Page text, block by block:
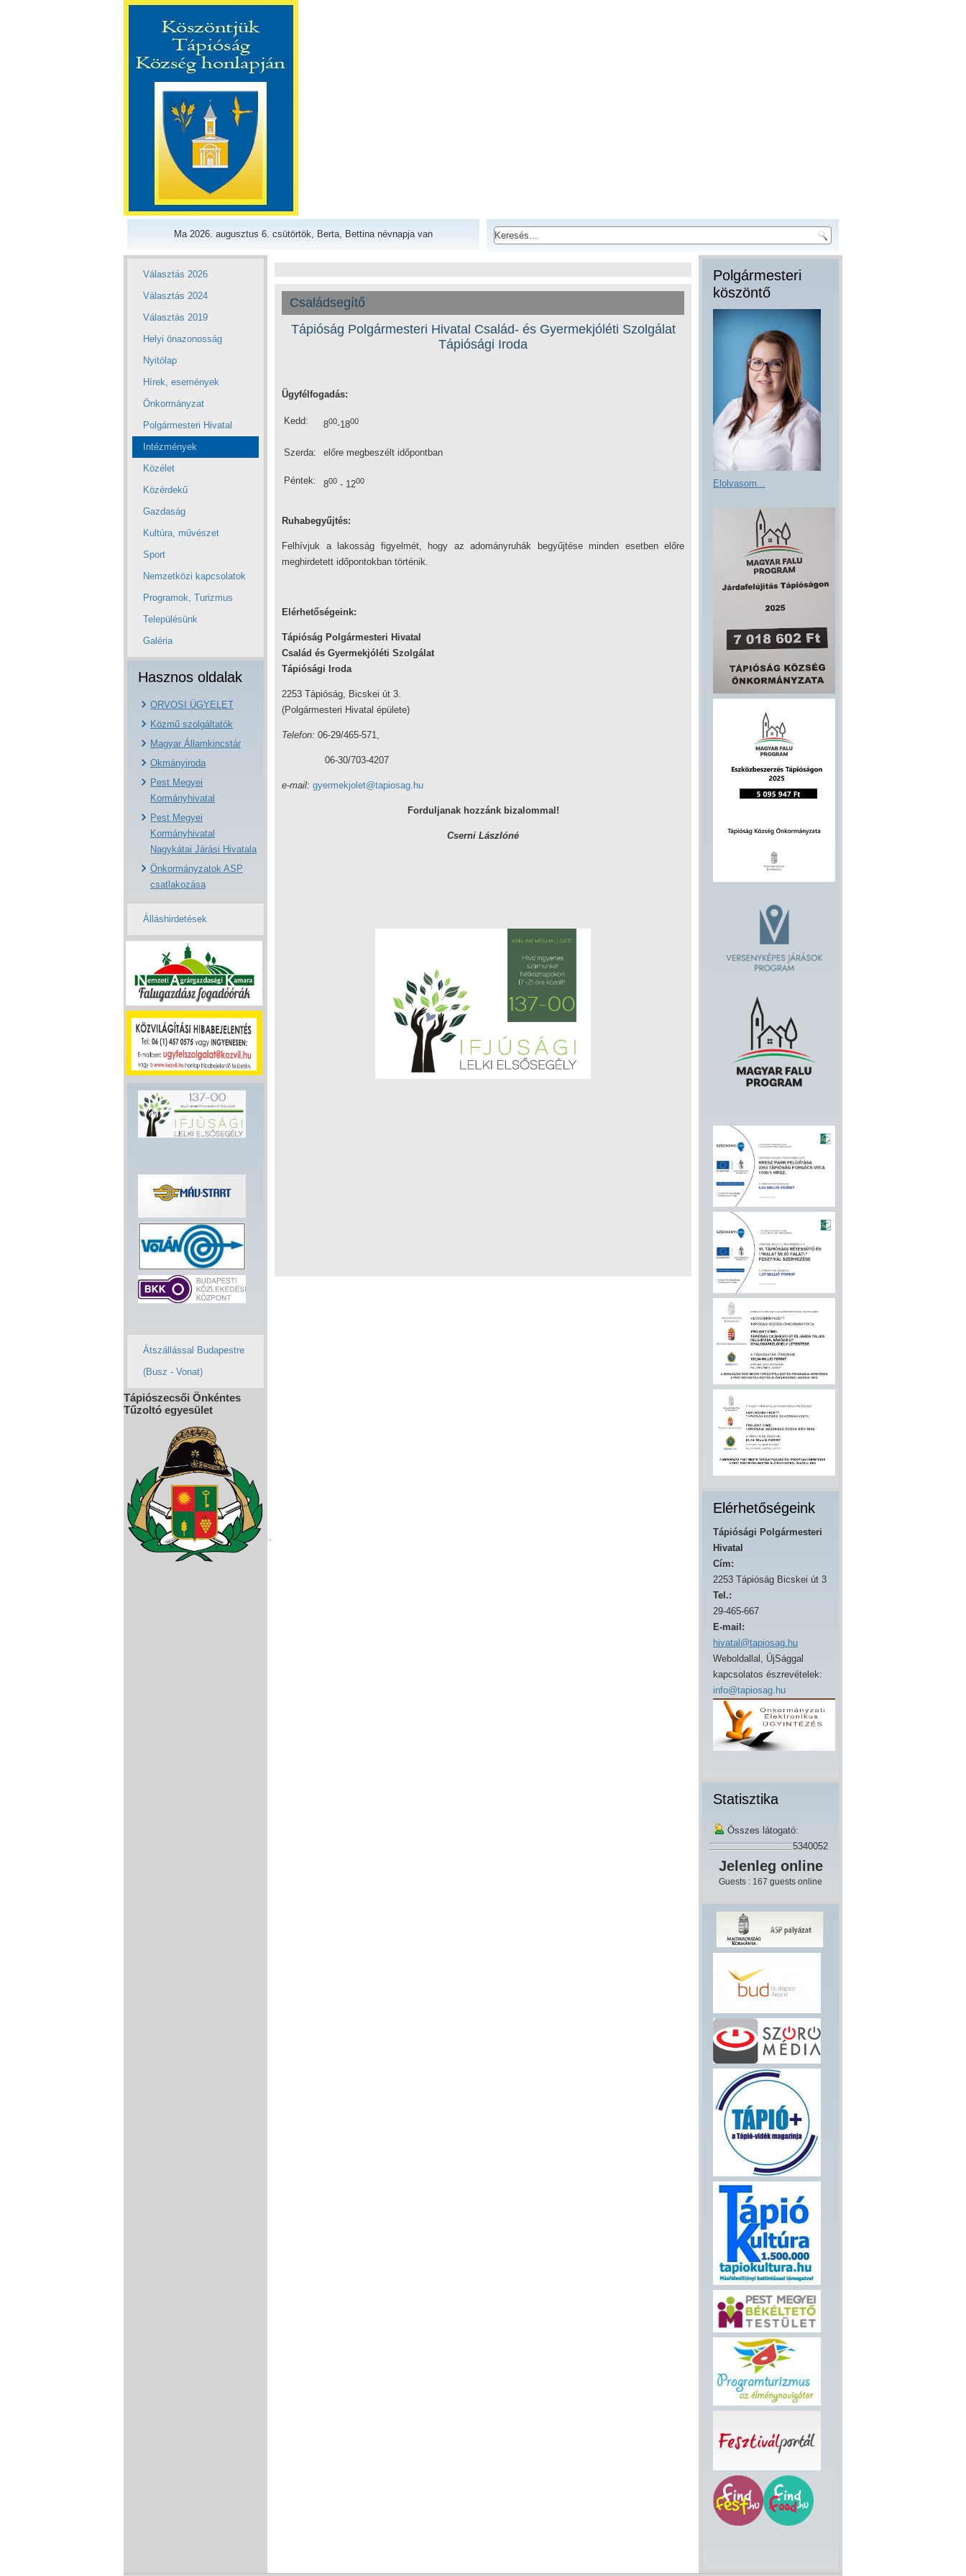
Ma 2026. augusztus 6. csütörtök, Berta, Bettina névnapja van
Választás 2026
Választás 2024
Választás 2019
Helyi önazonosság
Nyitólap
Hírek, események
Önkormányzat
Polgármesteri Hivatal
Intézmények
Közélet
Közérdekű
Gazdaság
Kultúra, művészet
Sport
Nemzetközi kapcsolatok
Programok, Turizmus
Településünk
Galéria
Hasznos oldalak
ORVOSI ÜGYELET
Közmű szolgáltatók
Magyar Államkincstár
Okmányiroda
Pest Megyei
Kormányhivatal
Pest Megyei
Kormányhivatal
Nagykátai Járási Hivatala
Önkormányzatok ASP
csatlakozása
Álláshirdetések
Átszállással Budapestre
(Busz - Vonat)
Tápiószecsői Önkéntes
Tűzoltó egyesület
Családsegítő
Tápióság Polgármesteri Hivatal Család- és Gyermekjóléti Szolgálat
Tápiósági Iroda
Ügyfélfogadás:
Kedd: 800-1800
Szerda: előre megbeszélt időpontban
Péntek: 800 - 1200
Ruhabegyűjtés:
Felhívjuk a lakosság figyelmét, hogy az adományruhák begyűjtése minden esetben előre
meghirdetett időpontokban történik.
Elérhetőségeink:
Tápióság Polgármesteri Hivatal
Család és Gyermekjóléti Szolgálat
Tápiósági Iroda
2253 Tápióság, Bicskei út 3.
(Polgármesteri Hivatal épülete)
Telefon: 06-29/465-571,
06-30/703-4207
e-mail: gyermekjolet@tapiosag.hu
Forduljanak hozzánk bizalommal!
Cserni Lászlóné
Polgármesteri
köszöntő
Elolvasom...
Elérhetőségeink
Tápiósági Polgármesteri
Hivatal
Cím:
2253 Tápióság Bicskei út 3
Tel.:
29-465-667
E-mail:
hivatal@tapiosag.hu
Weboldallal, ÚjSággal
kapcsolatos észrevételek:
info@tapiosag.hu
Statisztika
Összes látogató:
5340052
Jelenleg online
Guests : 167 guests online